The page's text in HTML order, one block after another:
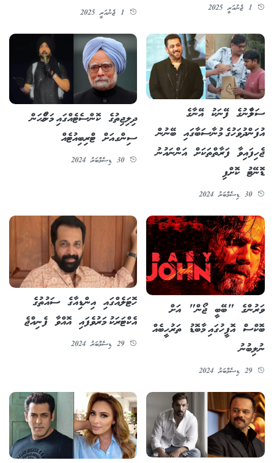
ސަލްމާނުގެ ފޭނަކު އޭނާގެ
އުފަންދުވަހުގެ މުނާސަބާގައި ބޭނުން
ޖެހިފައިވާ ފަރާތްތަކަށް އަންނައުނު
ޑޮނޭޓު ކޮށްފި
30 ޑިސެމްބަރު 2024
ދިލިޖިތުގެ ކޮންސެޓެއްގައި މަންމޯހަން
ސިންގއަށް ޓްރިބިއުޓެއް
30 ޑިސެމްބަރު 2024
ވަރުންގެ "ބޭބީ ޖޯން" އަށް
ބޮކްސް އޮފީހުގައި މާބޮޑު ތަރުހީބެއް
ނުލިބުނު
29 ޑިސެމްބަރު 2024
ހޮޓަލެއްގައި އިންޑިއާގެ ސައުތުގެ
އެކްޓަރަކު މަރުވެފައި އޮއްވާ ފެނިއްޖެ
29 ޑިސެމްބަރު 2024